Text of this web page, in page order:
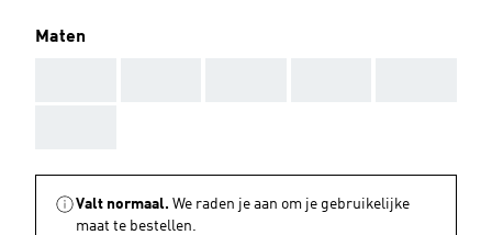
Maten
Valt normaal. We raden je aan om je gebruikelijke
maat te bestellen.